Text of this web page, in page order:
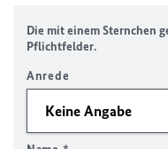
Die mit einem Sternchen
Pflichtfelder.
Anrede